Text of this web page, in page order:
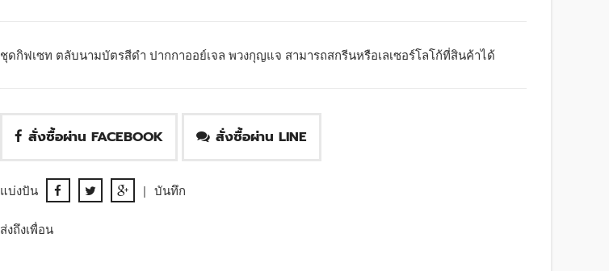
ชุดกิฟเซท ตลับนามบัตรสีดำ ปากกาออย์เจล พวงกุญแจ สามารถสกรีนหรือเลเซอร์โลโก้ที่สินค้าได้
สั่งซื้อผ่าน FACEBOOK สั่งซื้อผ่าน LINE
แบ่งปัน | บันทึก
ส่งถึงเพื่อน